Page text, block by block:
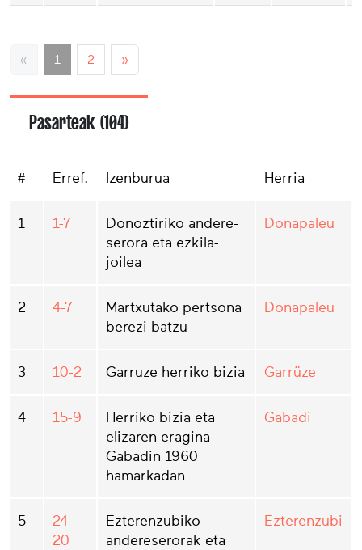
« 1 2 »
Pasarteak (104)
# Erref. Izenburua Herria
1 1-7
Donoztiriko andere-
serora eta ezkila-
joilea
Donapaleu
2 4-7
Martxutako pertsona
berezi batzu
Donapaleu
3 10-2 Garruze herriko bizia Garrüze
4 15-9
Herriko bizia eta
elizaren eragina
Gabadin 1960
hamarkadan
Gabadi
5
24-
20
Ezterenzubiko
andereserorak eta
Ezterenzubi